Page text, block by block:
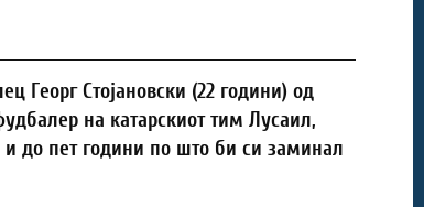
Георг Стојановски (22 години) од
на катарскиот тим Лусаил,
до пет години по што би си заминал